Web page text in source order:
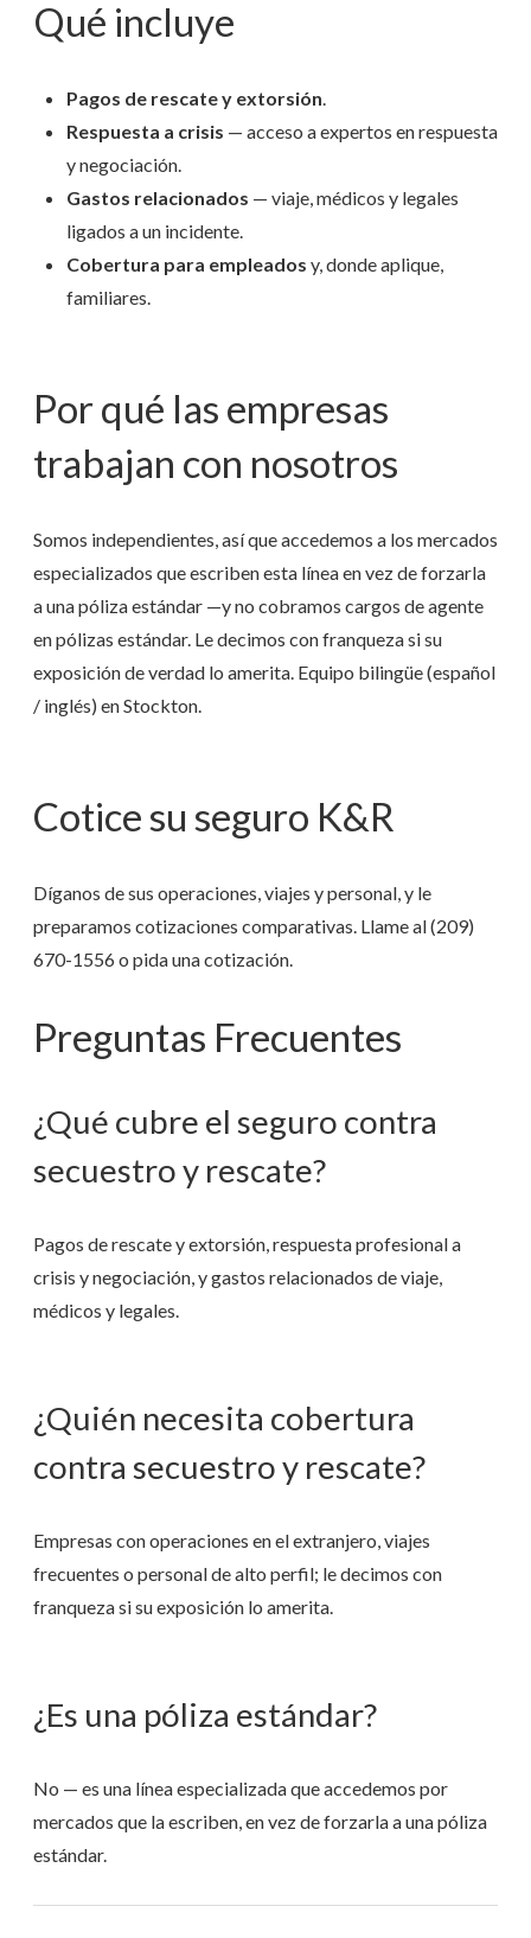
Qué incluye
Pagos de rescate y extorsión.
Respuesta a crisis — acceso a expertos en respuesta
y negociación.
Gastos relacionados — viaje, médicos y legales
ligados a un incidente.
Cobertura para empleados y, donde aplique,
familiares.
Por qué las empresas
trabajan con nosotros
Somos independientes, así que accedemos a los mercados
especializados que escriben esta línea en vez de forzarla
a una póliza estándar —y no cobramos cargos de agente
en pólizas estándar. Le decimos con franqueza si su
exposición de verdad lo amerita. Equipo bilingüe (español
/ inglés) en Stockton.
Cotice su seguro K&R
Díganos de sus operaciones, viajes y personal, y le
preparamos cotizaciones comparativas. Llame al(209)
670-1556o pida una cotización.
Preguntas Frecuentes
¿Qué cubre el seguro contra
secuestro y rescate?
Pagos de rescate y extorsión, respuesta profesional a
crisis y negociación, y gastos relacionados de viaje,
médicos y legales.
¿Quién necesita cobertura
contra secuestro y rescate?
Empresas con operaciones en el extranjero, viajes
frecuentes o personal de alto perfil; le decimos con
franqueza si su exposición lo amerita.
¿Es una póliza estándar?
No — es una línea especializada que accedemos por
mercados que la escriben, en vez de forzarla a una póliza
estándar.